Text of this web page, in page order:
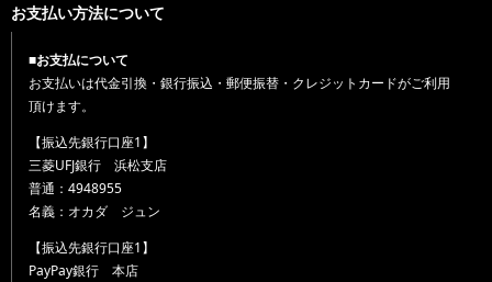
お支払い方法について
■お支払について
お支払いは代金引換・銀行振込・郵便振替・クレジットカードがご利用
頂けます。
【振込先銀行口座1】
三菱UFJ銀行 浜松支店
普通：4948955
名義：オカダ ジュン
【振込先銀行口座1】
PayPay銀行 本店